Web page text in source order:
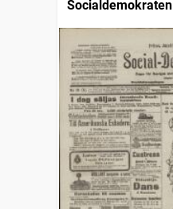
Socialdemokraten